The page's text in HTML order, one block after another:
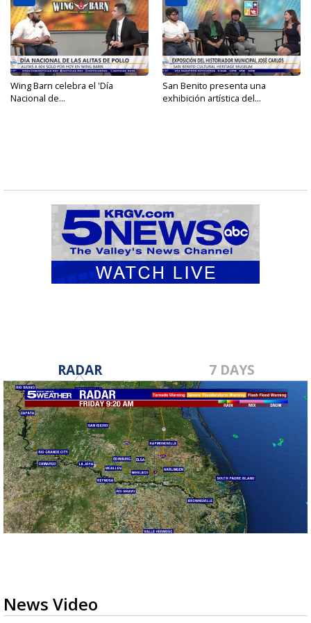
Wing Barn celebra el 'Día
Nacional de...
San Benito presenta una
exhibición artística del...
RADAR 7 DAYS
News Video